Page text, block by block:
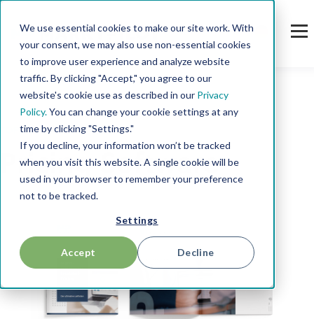
We use essential cookies to make our site work. With
your consent, we may also use non-essential cookies
to improve user experience and analyze website
traffic. By clicking "Accept," you agree to our
website's cookie use as described in our Privacy
Policy.You can change your cookie settings at any
time by clicking "Settings."
If you decline, your information won’t be tracked
when you visit this website. A single cookie will be
used in your browser to remember your preference
not to be tracked.
Settings
Accept Decline
TOPIC
Pricing Software